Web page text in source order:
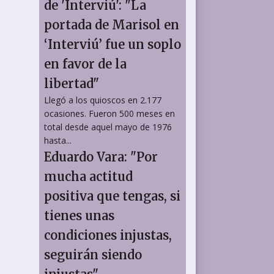
de 'Interviú': "La
portada de Marisol en
‘Interviú’ fue un soplo
en favor de la
libertad"
Llegó a los quioscos en 2.177
ocasiones. Fueron 500 meses en
total desde aquel mayo de 1976
hasta...
Eduardo Vara: "Por
mucha actitud
positiva que tengas, si
tienes unas
condiciones injustas,
seguirán siendo